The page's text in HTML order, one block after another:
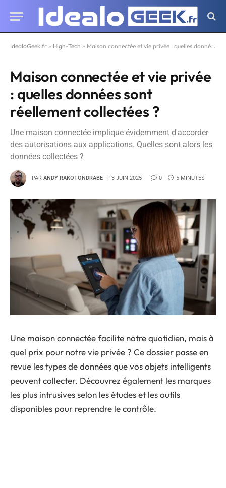
IdealoGeek.fr » High-Tech » Maison connectée et vie privée : quelles données sont réellement collectées ?
Maison connectée et vie privée
: quelles données sont
réellement collectées ?
Une maison connectée implique évidemment d'accorder
des autorisations aux applications. Quelles sont alors les
données collectées ?
PAR ANDY RAKOTONDRABE 3 JUIN 2025 0 5 MINUTES
Une maison connectée facilite notre quotidien, mais à
quel prix pour notre vie privée ? Ce dossier passe en
revue les types de données que vos objets intelligents
peuvent collecter. Découvrez également les marques
les plus intrusives selon les études et les outils
disponibles pour reprendre le contrôle.